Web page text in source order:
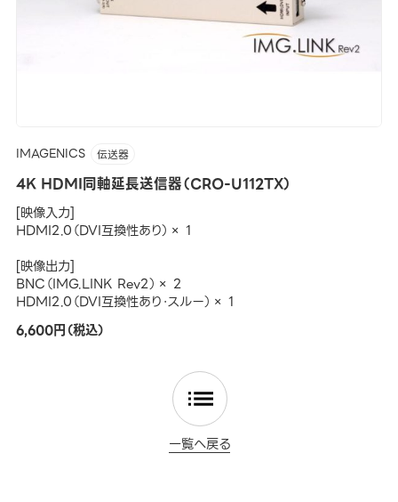
IMAGENICS 伝送器
4K HDMI同軸延長送信器（CRO-U112TX）
[映像入力]
HDMI2.0（DVI互換性あり）× 1
[映像出力]
BNC（IMG.LINK Rev2）× 2
HDMI2.0（DVI互換性あり・スルー）× 1
6,600円（税込）
一覧へ戻る